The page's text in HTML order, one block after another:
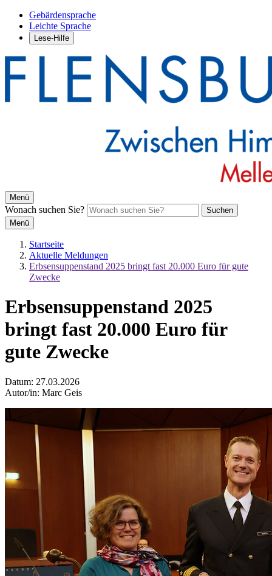
Gebärdensprache
Leichte Sprache
Lese-Hilfe
Menü
Wonach suchen Sie?
Suchen
Menü
Startseite
Aktuelle Meldungen
Erbsensuppenstand 2025 bringt fast 20.000 Euro für gute
Zwecke
Erbsensuppenstand 2025
bringt fast 20.000 Euro für
gute Zwecke
Datum: 27.03.2026
Autor/in: Marc Geis